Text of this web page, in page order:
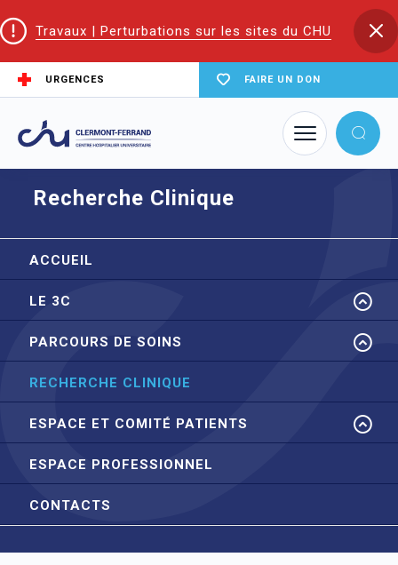
Travaux | Perturbations sur les sites du CHU
URGENCES FAIRE UN DON
Accueil
Fédération de cancérologie
Recherche Clinique
Recherche Clinique
ACCUEIL
LE 3C
PARCOURS DE SOINS
RECHERCHE CLINIQUE
ESPACE ET COMITÉ PATIENTS
ESPACE PROFESSIONNEL
CONTACTS